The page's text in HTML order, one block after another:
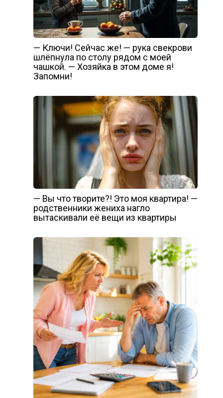
— Ключи! Сейчас же! — рука свекрови
шлёпнула по столу рядом с моей
чашкой. — Хозяйка в этом доме я!
Запомни!
— Вы что творите?! Это моя квартира! —
родcтвенники жениха нагло
вытаскивали её вещи из квартиры